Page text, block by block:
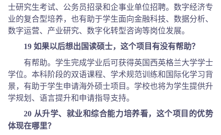
士研究生考试、公务员招录和企事业单位招聘。数字经济专
业的复合型培养，也有助于学生面向金融科技、数据分析、
数字运营、产业研究、数字化转型咨询等岗位发展。
19 如果以后想出国读硕士，这个项目有没有帮助？
有帮助。学生完成学业后可获得英国西英格兰大学学士
学位。本科阶段的双语课程、学术规范训练和国际化学习背
景，有助于学生申请海外硕士项目。学校也将为学生提供升
学规划、语言提升和申请指导支持。
20 从升学、就业和综合能力培养看，这个项目的优势
体现在哪里？